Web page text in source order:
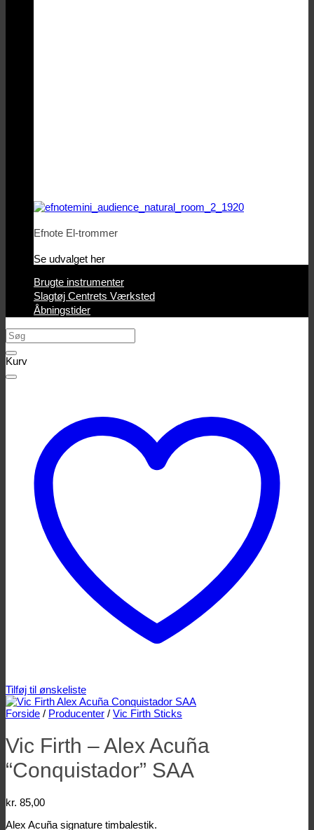
Efnote El-trommer
Se udvalget her
Brugte instrumenter
Slagtøj Centrets Værksted
Åbningstider
Søg
efter:
Kurv
Tilføj til ønskeliste
Forside / Producenter / Vic Firth Sticks
Vic Firth – Alex Acuña
“Conquistador” SAA
kr. 85,00
Alex Acuña signature timbalestik.